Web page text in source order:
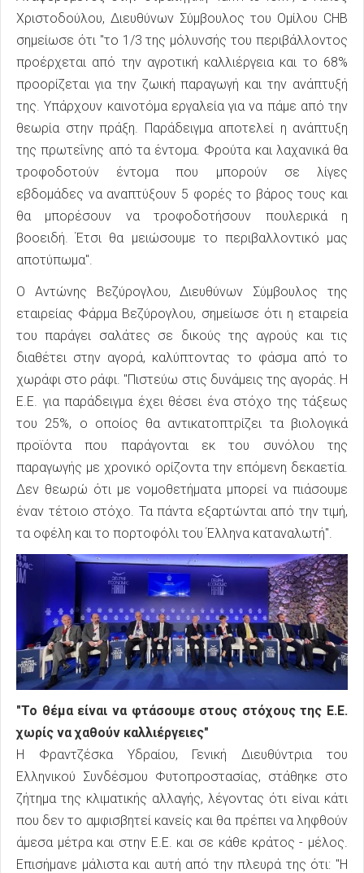
Χριστοδούλου, Διευθύνων Σύμβουλος του Ομίλου CHB
σημείωσε ότι "το 1/3 της μόλυνσής του περιβάλλοντος
προέρχεται από την αγροτική καλλιέργεια και το 68%
προορίζεται για την ζωική παραγωγή και την ανάπτυξή
της. Υπάρχουν καινοτόμα εργαλεία για να πάμε από την
θεωρία στην πράξη. Παράδειγμα αποτελεί η ανάπτυξη
της πρωτεΐνης από τα έντομα. Φρούτα και λαχανικά θα
τροφοδοτούν έντομα που μπορούν σε λίγες
εβδομάδες να αναπτύξουν 5 φορές το βάρος τους και
θα μπορέσουν να τροφοδοτήσουν πουλερικά η
βοοειδή. Έτσι θα μειώσουμε το περιβαλλοντικό μας
αποτύπωμα".
Ο Αντώνης Βεζύρογλου, Διευθύνων Σύμβουλος της
εταιρείας Φάρμα Βεζύρογλου, σημείωσε ότι η εταιρεία
του παράγει σαλάτες σε δικούς της αγρούς και τις
διαθέτει στην αγορά, καλύπτοντας το φάσμα από το
χωράφι στο ράφι. "Πιστεύω στις δυνάμεις της αγοράς. Η
Ε.Ε. για παράδειγμα έχει θέσει ένα στόχο της τάξεως
του 25%, ο οποίος θα αντικατοπτρίζει τα βιολογικά
προϊόντα που παράγονται εκ του συνόλου της
παραγωγής με χρονικό ορίζοντα την επόμενη δεκαετία.
Δεν θεωρώ ότι με νομοθετήματα μπορεί να πιάσουμε
έναν τέτοιο στόχο. Τα πάντα εξαρτώνται από την τιμή,
τα οφέλη και το πορτοφόλι του Έλληνα καταναλωτή".
"Το θέμα είναι να φτάσουμε στους στόχους της Ε.Ε.
χωρίς να χαθούν καλλιέργειες"
H Φραντζέσκα Υδραίου, Γενική Διευθύντρια του
Ελληνικού Συνδέσμου Φυτοπροστασίας, στάθηκε στο
ζήτημα της κλιματικής αλλαγής, λέγοντας ότι είναι κάτι
που δεν το αμφισβητεί κανείς και θα πρέπει να ληφθούν
άμεσα μέτρα και στην Ε.Ε. και σε κάθε κράτος - μέλος.
Επισήμανε μάλιστα και αυτή από την πλευρά της ότι: "Η